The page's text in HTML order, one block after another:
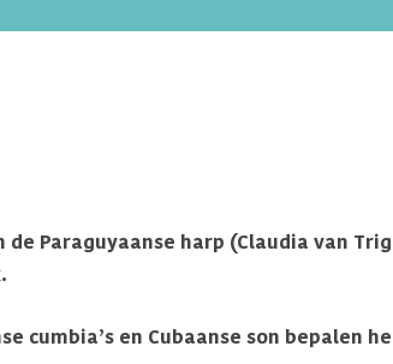
Paraguyaanse harp (Claudia van
cumbia’s en Cubaanse son